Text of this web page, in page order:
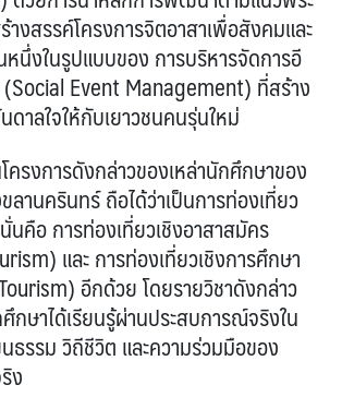
างสรรค์โครงการจิตอาสาเพื่อสังคมและ
นึ่งในรูปแบบของ การบริหารจัดการอี
Event Management) ที่สร้าง
าลใจให้กับเยาวชนคนรุ่นใหม่
ครงการดังกล่าวของเหล่านักศึกษาของ
านครินทร์ ถือได้ว่าเป็นการท่องเที่ยว
คือ การท่องเที่ยวเชิงอาสาสมัคร
และ การท่องเที่ยวเชิงการศึกษา
อีกด้วย โดยรายวิชาดังกล่าว
กษาได้เรียนรู้ผ่านประสบการณ์จริงใน
รรม วิถีชีวิต และความร่วมมือของ
ง